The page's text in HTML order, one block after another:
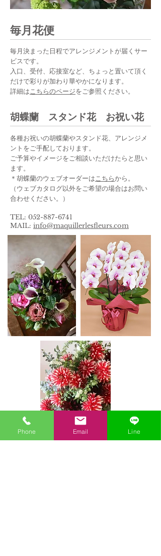
​毎月花便
毎月決まった日程でアレンジメントが届くサー
ビスです。
入口、受付、応接室など、ちょっと置いて頂く
だけで彩りが加わり華やかになります。
詳細はこちらのページをご参照ください。
胡蝶蘭 スタンド花 お祝い花
​各種お祝いの胡蝶蘭やスタンド花、アレンジメ
ントをご手配しております。
ご予算やイメージをご相談いただけたらと思い
ます。
＊胡蝶蘭のウェブオーダーはこちらから。
​（ウェブカタログ以外をご希望の場合はお問い
合わせください。）
​TEL: 052-887-6741
MAIL: info@maquillerlesfleurs.com
Phone Email Line